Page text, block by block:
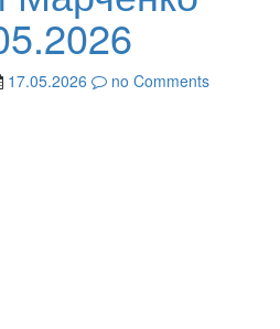
17.05.2026 no Comments